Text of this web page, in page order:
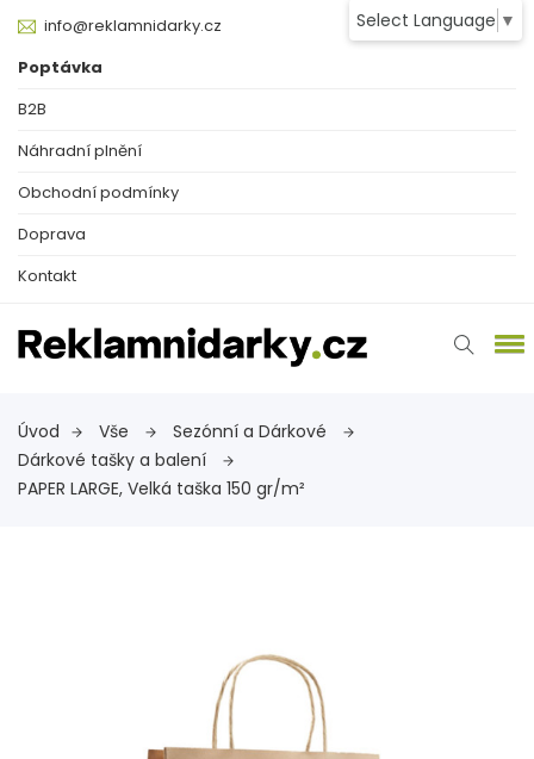
Select Language ▼
info@reklamnidarky.cz
Poptávka
B2B
Náhradní plnění
Obchodní podmínky
Doprava
Kontakt
Úvod Vše
Sezónní a Dárkové
Dárkové tašky a balení
PAPER LARGE, Velká taška 150 gr/m²